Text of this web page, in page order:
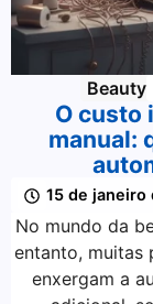
Beauty
O custo
manual:
15 de janeiro
No mundo da
entanto, muitas
enxergam a